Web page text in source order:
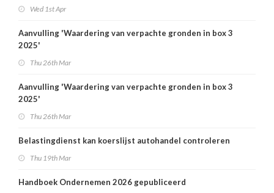
Wed 1st Apr
Aanvulling 'Waardering van verpachte gronden in box 3
2025'
Thu 26th Mar
Aanvulling 'Waardering van verpachte gronden in box 3
2025'
Thu 26th Mar
Belastingdienst kan koerslijst autohandel controleren
Thu 19th Mar
Handboek Ondernemen 2026 gepubliceerd